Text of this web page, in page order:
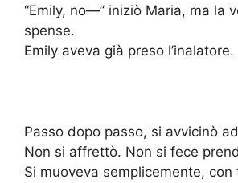
“Emily, no—” iniziò Maria, ma la
spense.
Emily aveva già preso l’inalatore.
Passo dopo passo, si avvicinò
Non si affrettò. Non si fece
Si muoveva semplicemente, con